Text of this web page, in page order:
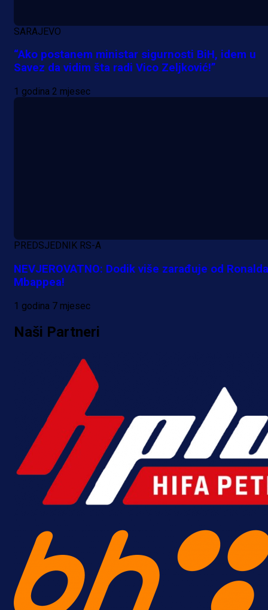
1 dan 9 h
SARAJEVO
“Ako postanem ministar sigurnosti BiH, idem u
Savez da vidim šta radi Vico Zeljković!”
1 godina 2 mjesec
PREDSJEDNIK RS-A
NEVJEROVATNO: Dodik više zarađuje od
Mbappea!
1 godina 7 mjesec
Naši Partneri